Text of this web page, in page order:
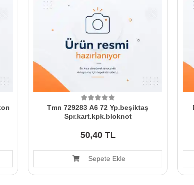
Tmn 729283 A6 72 Yp.beşiktaş
Spr.kart.kpk.bloknot
50,40 TL
Sepete Ekle